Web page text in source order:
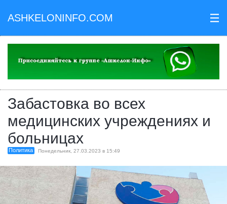
ASHKELONINFO.COM III
Забастовка во всех
медицинских учреждениях и
больницах
Политика Понедельник, 27.03.2023 в 15:49